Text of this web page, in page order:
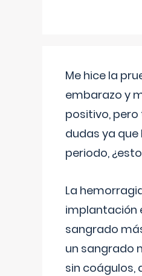
Me hice la
embarazo y
positivo,
dudas ya que
periodo,
La
implantación
sangrado
un sangrado
sin coágulos,